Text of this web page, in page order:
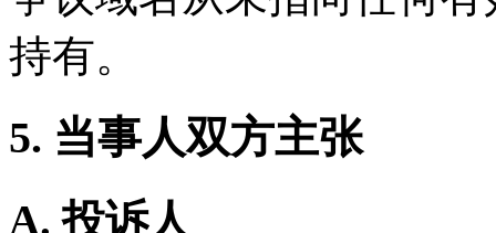
持有。
5. 当事人双方主张
A. 投诉人